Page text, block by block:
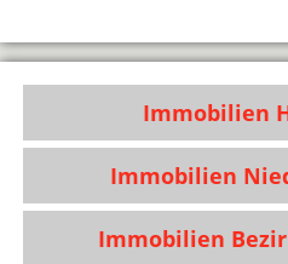
Immobilien
Immobilien
Immobilien